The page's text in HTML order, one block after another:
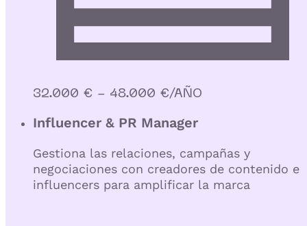
32.000 € - 48.000 €/AÑO
Influencer & PR Manager
Gestiona las relaciones, campañas y
negociaciones con creadores de contenido e
influencers para amplificar la marca